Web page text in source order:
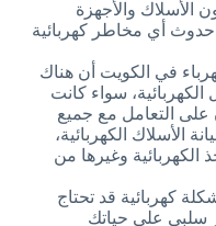
الأسلاك والأجهزة
حدوث أي مخاطر كهربائية
في الكويت أن هناك
سواء كانت
على التعامل مع جميع
الأسلاك الكهربائية،
الكهربائية وغيرها من
كهربائية قد تحتاج
سلبي على حياتك